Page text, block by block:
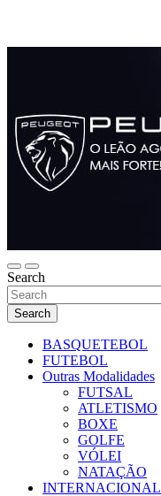
Search
Search
BASQUETEBOL
FUTEBOL
Outras Modalidades
FUTSAL
ATLETISMO
BOXE
GOLFE
VÓLEI
NATAÇÃO
INTERNACIONAL